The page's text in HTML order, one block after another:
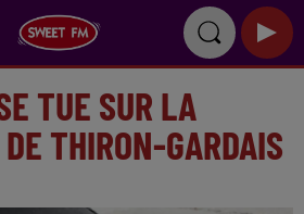
TUE SUR LA
THIRON-GARDAIS